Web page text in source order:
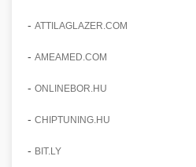
- ATTILAGLAZER.COM
- AMEAMED.COM
- ONLINEBOR.HU
- CHIPTUNING.HU
- BIT.LY